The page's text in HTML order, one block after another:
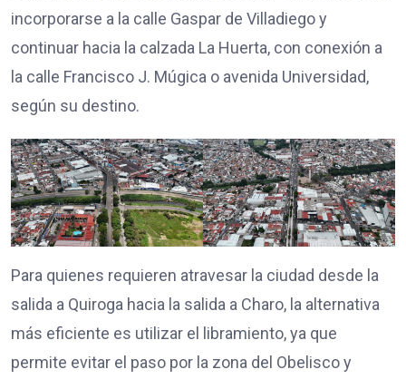
incorporarse a la calle Gaspar de Villadiego y
continuar hacia la calzada La Huerta, con conexión a
la calle Francisco J. Múgica o avenida Universidad,
según su destino.
Para quienes requieren atravesar la ciudad desde la
salida a Quiroga hacia la salida a Charo, la alternativa
más eficiente es utilizar el libramiento, ya que
permite evitar el paso por la zona del Obelisco y